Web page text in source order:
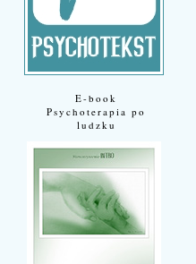
E-book
Psychoterapia po
ludzku